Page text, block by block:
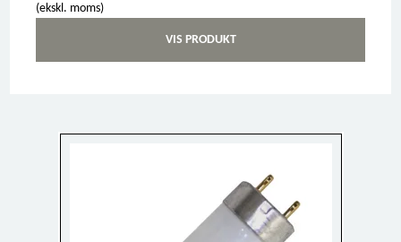
(ekskl. moms)
VIS PRODUKT